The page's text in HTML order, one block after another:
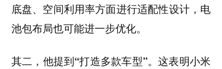
底盘、空间利用率方面进行适配性设计，电
池包布局也可能进一步优化。
其二，他提到“打造多款车型”。这表明小米